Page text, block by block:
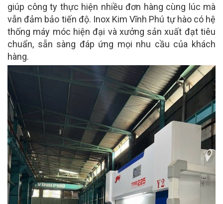
giúp công ty thực hiện nhiều đơn hàng cùng lúc mà
vẫn đảm bảo tiến độ. Inox Kim Vĩnh Phú tự hào có hệ
thống máy móc hiện đại và xưởng sản xuất đạt tiêu
chuẩn, sẵn sàng đáp ứng mọi nhu cầu của khách
hàng.